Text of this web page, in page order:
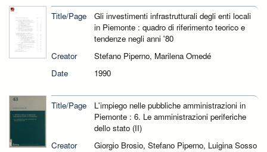
Title/Page
Gli investimenti infrastrutturali degli enti locali
in Piemonte : quadro di riferimento teorico e
tendenze negli anni '80
Creator
Stefano Piperno, Marilena Omedé
Date
1990
Title/Page
L'impiego nelle pubbliche amministrazioni in
Piemonte : 6. Le amministrazioni periferiche
dello stato (II)
Creator
Giorgio Brosio, Stefano Piperno, Luigina Sosso